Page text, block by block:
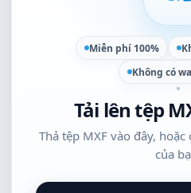
Miễn phí 100%
Không có
Tải lên tệp
Thả tệp MXF vào đây,
của